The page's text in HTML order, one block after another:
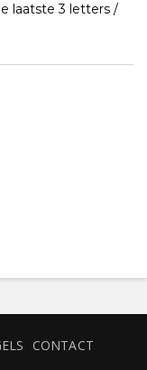
laatste 3 letters /
CONTACT